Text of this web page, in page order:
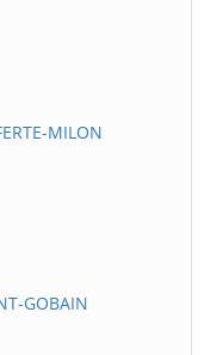
MILON
GOBAIN